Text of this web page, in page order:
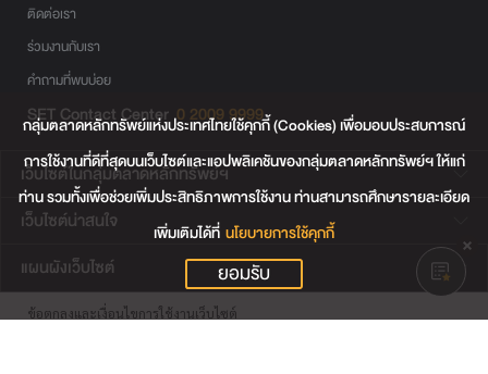
ติดต่อเรา
ร่วมงานกับเรา
คำถามที่พบบ่อย
SET Contact Center 0 2009 9999
เว็บไซต์ในกลุ่มตลาดหลักทรัพย์ฯ
เว็บไซต์น่าสนใจ
แผนผังเว็บไซต์
ข้อตกลงและเงื่อนไขการใช้งานเว็บไซต์
กลุ่มตลาดหลักทรัพย์แห่งประเทศไทยใช้คุกกี้ (Cookies) เพื่อมอบประสบการณ์
การใช้งานที่ดีที่สุดบนเว็บไซต์และแอปพลิเคชันของกลุ่มตลาดหลักทรัพย์ฯ ให้แก่
ท่าน รวมทั้งเพื่อช่วยเพิ่มประสิทธิภาพการใช้งาน ท่านสามารถศึกษารายละเอียด
เพิ่มเติมได้ที่ นโยบายการใช้คุกกี้
ยอมรับ